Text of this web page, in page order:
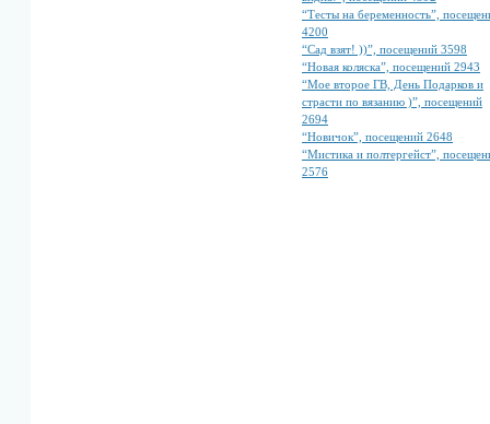
“Тесты на беременность”,
4200
“Сад взят! ))”, посещений 3598
“Новая коляска”, посещений 2943
“Мое второе ГВ, День Подарков и
страсти по вязанию )”, посещений
2694
“Новичок”, посещений 2648
“Мистика и полтергейст”,
2576